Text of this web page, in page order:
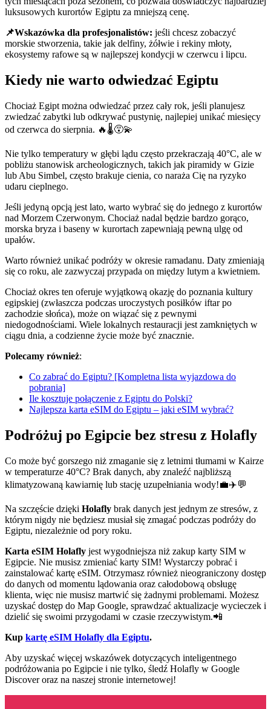
luksusowych kurortów Egiptu za mniejszą cenę.
📌Wskazówka dla profesjonalistów: jeśli chcesz zobaczyć
morskie stworzenia, takie jak delfiny, żółwie i rekiny młoty,
ekosystemy rafowe są w najlepszej kondycji w czerwcu i lipcu.
Kiedy nie warto odwiedzać Egiptu
Chociaż Egipt można odwiedzać przez cały rok, jeśli planujesz
zwiedzać zabytki lub odkrywać pustynię, najlepiej unikać miesięcy
od czerwca do sierpnia. 🔥🌡️😵‍💫
Nie tylko temperatury w głębi lądu często przekraczają 40°C, ale w
pobliżu stanowisk archeologicznych, takich jak piramidy w Gizie
lub Abu Simbel, często brakuje cienia, co naraża Cię na ryzyko
udaru cieplnego.
Jeśli jedyną opcją jest lato, warto wybrać się do jednego z kurortów
nad Morzem Czerwonym. Chociaż nadal będzie bardzo gorąco,
morska bryza i baseny w kurortach zapewniają pewną ulgę od
upałów.
Warto również unikać podróży w okresie ramadanu. Daty zmieniają
się co roku, ale zazwyczaj przypada on między lutym a kwietniem.
Chociaż okres ten oferuje wyjątkową okazję do poznania kultury
egipskiej (zwłaszcza podczas uroczystych posiłków iftar po
zachodzie słońca), może on wiązać się z pewnymi
niedogodnościami. Wiele lokalnych restauracji jest zamkniętych w
ciągu dnia, a codzienne życie może być znacznie.
Polecamy również:
Co zabrać do Egiptu? [Kompletna lista wyjazdowa do
pobrania]
Ile kosztuje połączenie z Egiptu do Polski?
Najlepsza karta eSIM do Egiptu – jaki eSIM wybrać?
Podróżuj po Egipcie bez stresu z Holafly
Co może być gorszego niż zmaganie się z letnimi tłumami w Kairze
w temperaturze 40°C? Brak danych, aby znaleźć najbliższą
klimatyzowaną kawiarnię lub stację uzupełniania wody!💼✈️💬
Na szczęście dzięki Holafly brak danych jest jednym ze stresów, z
którym nigdy nie będziesz musiał się zmagać podczas podróży do
Egiptu, niezależnie od pory roku.
Karta eSIM Holafly jest wygodniejsza niż zakup karty SIM w
Egipcie. Nie musisz zmieniać karty SIM! Wystarczy pobrać i
zainstalować kartę eSIM. Otrzymasz również nieograniczony dostęp
do danych od momentu lądowania oraz całodobową obsługę
klienta, więc nie musisz martwić się żadnymi problemami. Możesz
uzyskać dostęp do Map Google, sprawdzać aktualizacje wycieczek i
dzielić się swoimi przygodami w czasie rzeczywistym.📲
Kup kartę eSIM Holafly dla Egiptu.
Aby uzyskać więcej wskazówek dotyczących inteligentnego
podróżowania po Egipcie i nie tylko, śledź Holafly w Google
Discover oraz na naszej stronie internetowej!